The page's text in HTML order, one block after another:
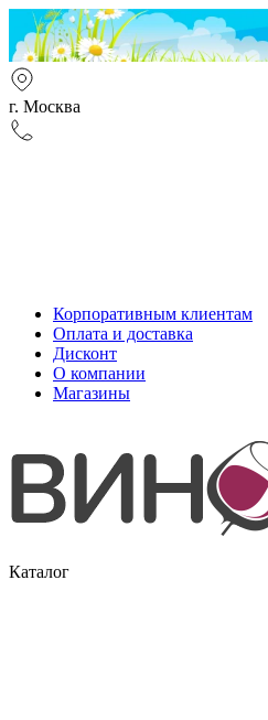
г. Москва
Корпоративным клиентам
Оплата и доставка
Дисконт
О компании
Магазины
Каталог